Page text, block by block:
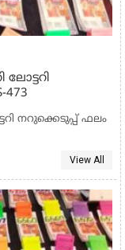
ലോട്ടറി
| STHREE SAKTHI SS-473
നറുക്കെടുപ്പ് ഫലം
View All